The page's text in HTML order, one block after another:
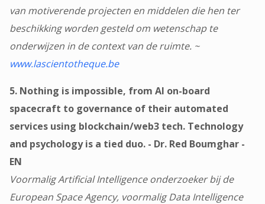
van motiverende projecten en middelen die hen ter
beschikking worden gesteld om wetenschap te
onderwijzen in de context van de ruimte. ~
www.lascientotheque.be
5. Nothing is impossible, from AI on-board
spacecraft to governance of their automated
services using blockchain/web3 tech. Technology
and psychology is a tied duo. - Dr. Red Boumghar -
EN
Voormalig Artificial Intelligence onderzoeker bij de
European Space Agency, voormalig Data Intelligence